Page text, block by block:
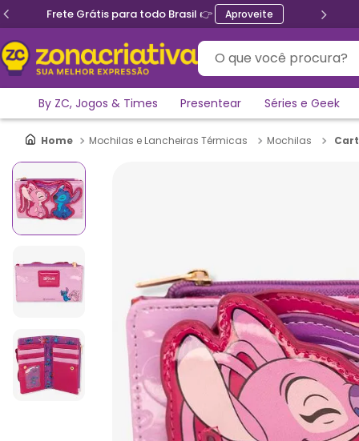
Frete Grátis para todo Brasil 👉 Aproveite
O que você procura?
By ZC, Jogos & Times Presentear Séries e Geek
Mochilas e Lancheiras Térmicas Mochilas